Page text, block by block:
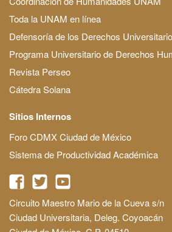
Toda la UNAM en línea
Defensoría de los Derechos
Programa Universitario de Derechos
Revista Perseo
Cátedra Solana
Sitios Internos
Foro CDMX Ciudad de México
Sistema de Productividad Académica
Circuito Maestro Mario de la Cueva s/n
Ciudad Universitaria, Deleg. Coyoacán